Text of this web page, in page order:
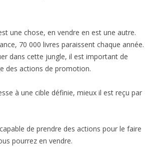
une chose, en vendre en est une autre.
70 000 livres paraissent chaque année.
dans cette jungle, il est important de
des actions de promotion.
à une cible définie, mieux il est reçu par
de prendre des actions pour le faire
pourrez en vendre.